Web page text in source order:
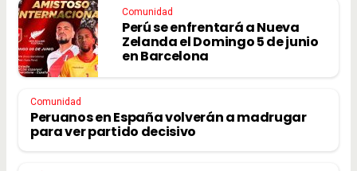
Comunidad
Perú se enfrentará a Nueva
Zelanda el Domingo 5 de junio
en Barcelona
Comunidad
Peruanos en España volverán a madrugar
para ver partido decisivo